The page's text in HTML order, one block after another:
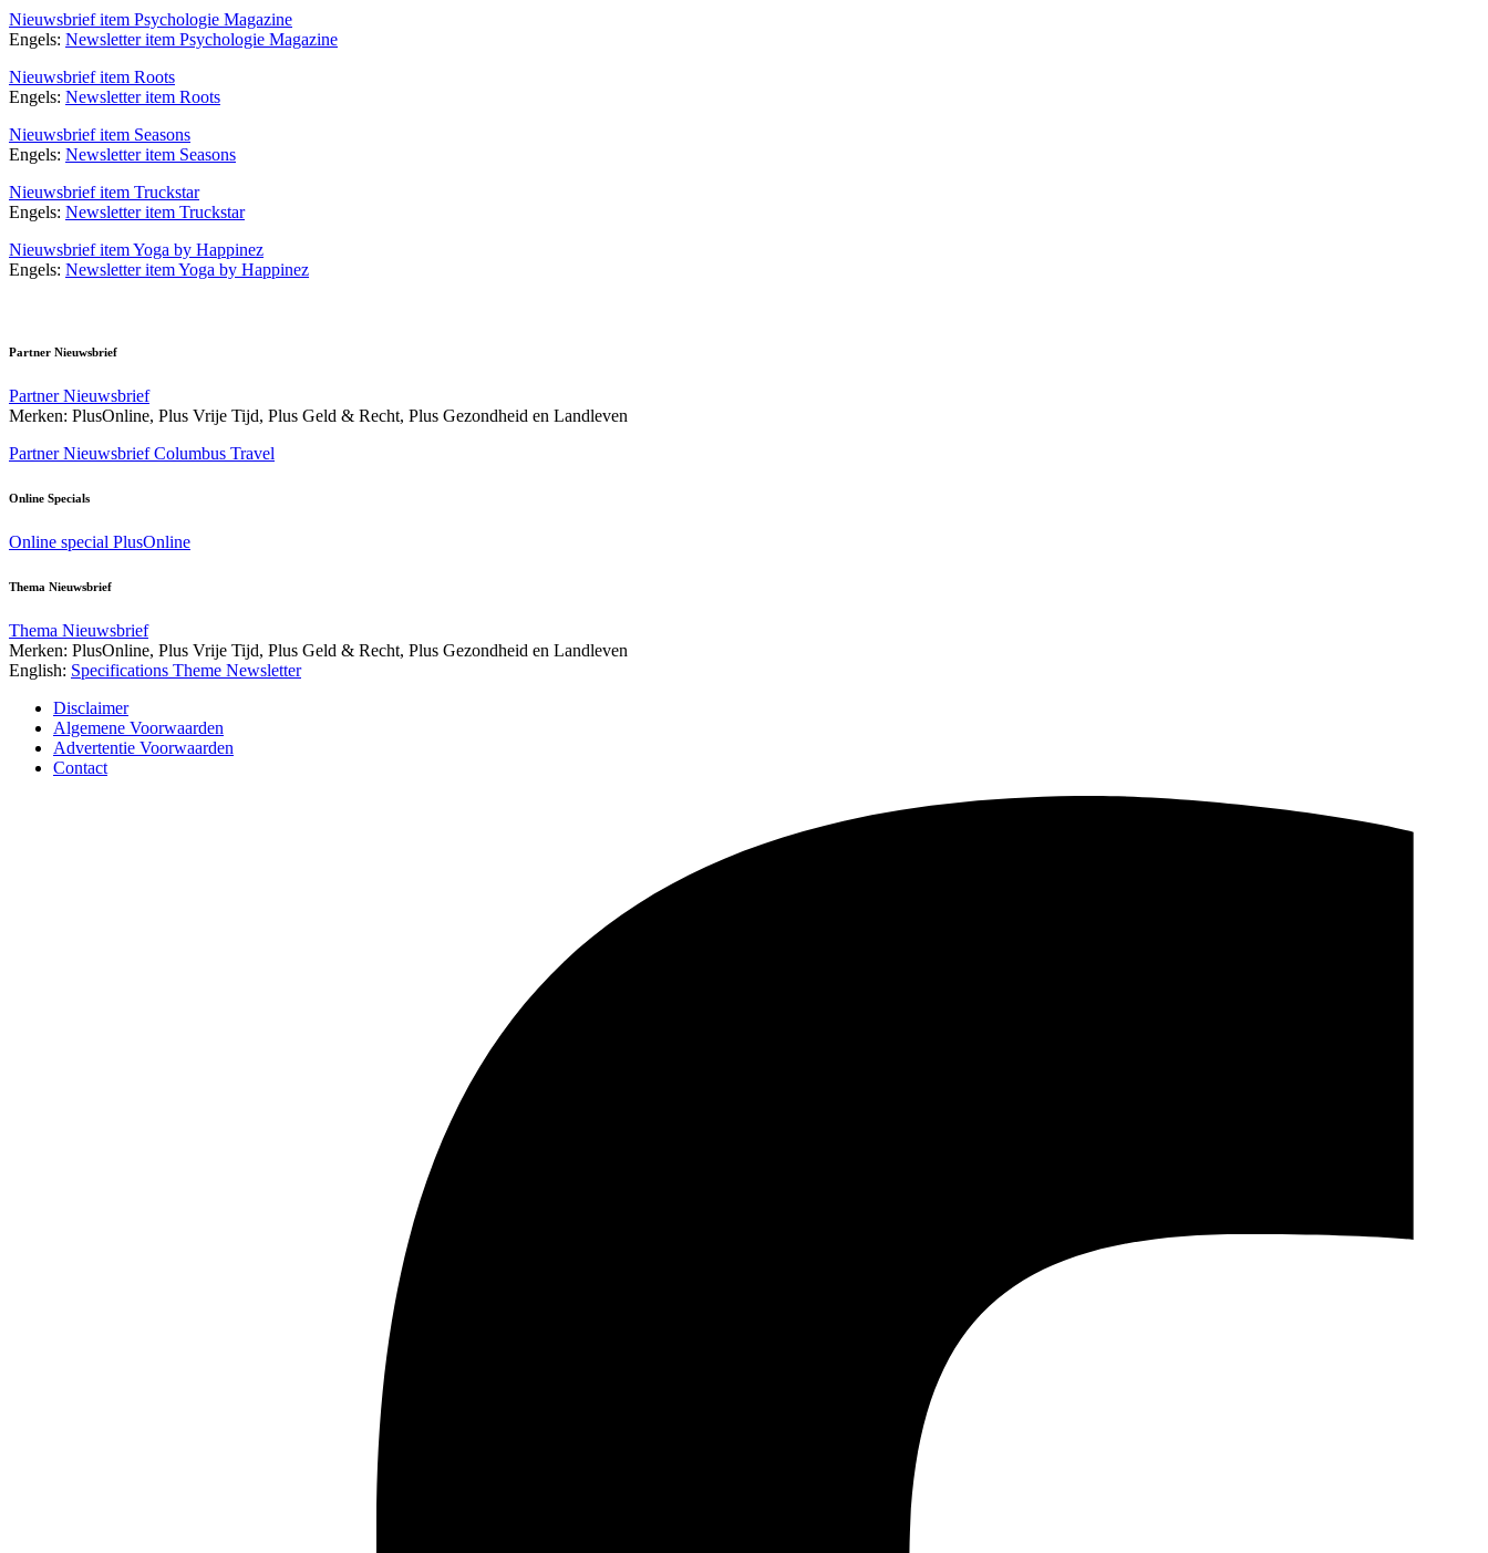
Nieuwsbrief item Psychologie Magazine
Engels: Newsletter item Psychologie Magazine
Nieuwsbrief item Roots
Engels: Newsletter item Roots
Nieuwsbrief item Seasons
Engels: Newsletter item Seasons
Nieuwsbrief item Truckstar
Engels: Newsletter item Truckstar
Nieuwsbrief item Yoga by Happinez
Engels: Newsletter item Yoga by Happinez
Partner Nieuwsbrief
Partner Nieuwsbrief
Merken: PlusOnline, Plus Vrije Tijd, Plus Geld & Recht, Plus Gezondheid en Landleven
Partner Nieuwsbrief Columbus Travel
Online Specials
Online special PlusOnline
Thema Nieuwsbrief
Thema Nieuwsbrief
Merken: PlusOnline, Plus Vrije Tijd, Plus Geld & Recht, Plus Gezondheid en Landleven
English: Specifications Theme Newsletter
Disclaimer
Algemene Voorwaarden
Advertentie Voorwaarden
Contact